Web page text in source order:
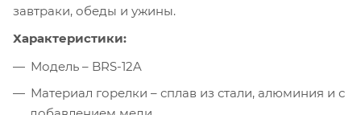
завтраки, обеды и ужины.
Характеристики:
Модель – BRS-12A
Материал горелки – сплав из стали, алюминия и с